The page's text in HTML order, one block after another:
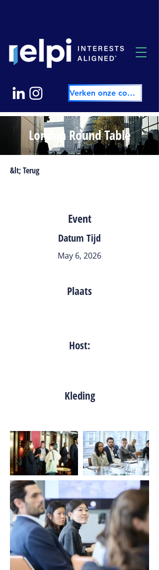
Verken onze community
London Round Table
&lt; Terug
Event
Datum Tijd
May 6, 2026
Plaats
Host:
Kleding